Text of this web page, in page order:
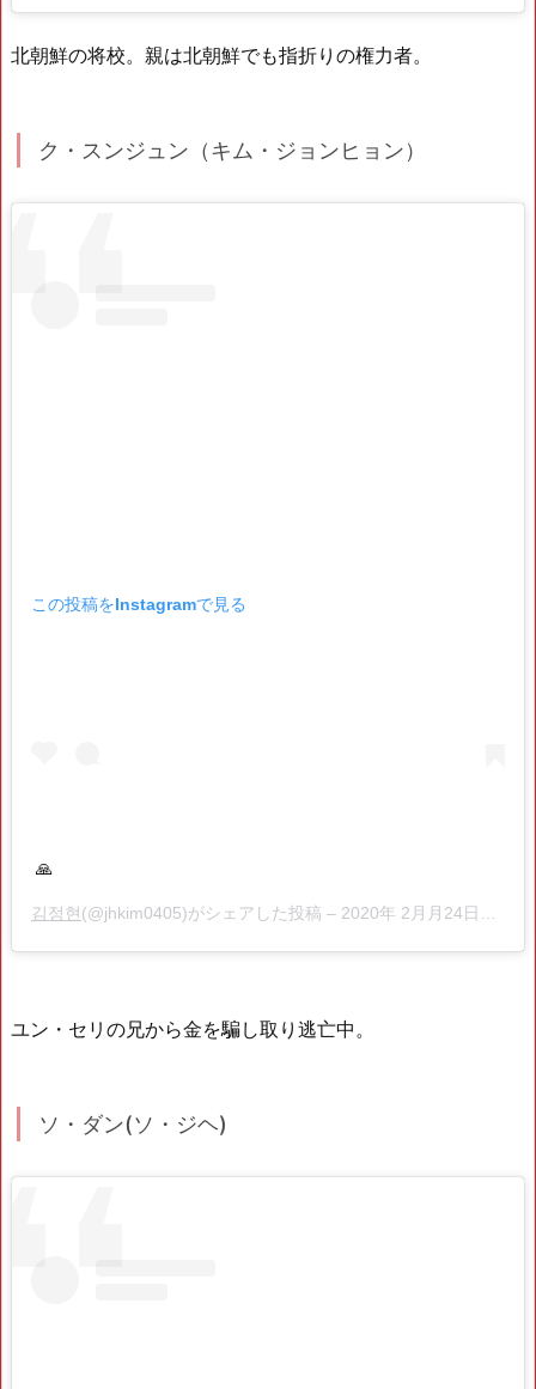
北朝鮮の将校。親は北朝鮮でも指折りの権力者。
ク・スンジュン（キム・ジョンヒョン）
この投稿をInstagramで見る
🙏
김정현 (@jhkim0405)がシェアした投稿 – 2020年 2月月24日午後9時09分PST
ユン・セリの兄から金を騙し取り逃亡中。
ソ・ダン(ソ・ジヘ)